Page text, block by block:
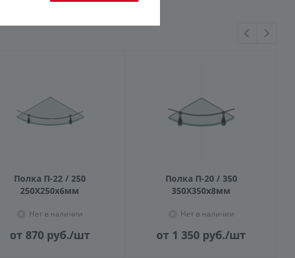
Полка П-22 / 250
250Х250х6мм
Нет в наличии
от 870руб./шт
Полка П-20 / 350
350Х350х8мм
Нет в наличии
от 1 350 руб./шт